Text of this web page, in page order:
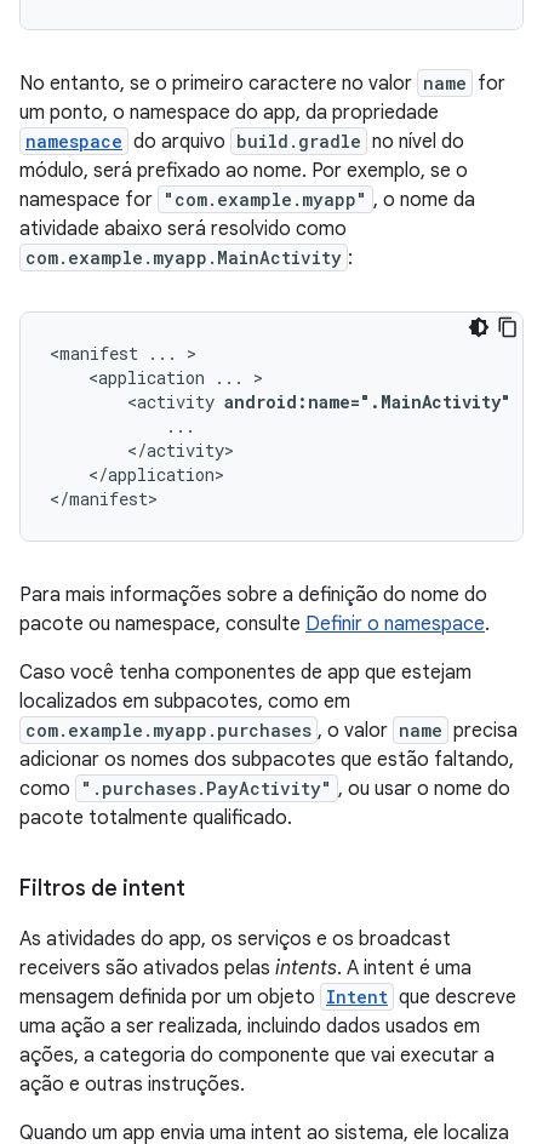
No entanto, se o primeiro caractere no valor name for
um ponto, o namespace do app, da propriedade
namespace do arquivo build.gradle no nível do
módulo, será prefixado ao nome. Por exemplo, se o
namespace for "com.example.myapp" , o nome da
atividade abaixo será resolvido como
com.example.myapp.MainActivity :
<manifest ...
<application
...
<activity android:name=".MainActivity"
</application>
</manifest>
Para mais informações sobre a definição do nome do
pacote ou namespace, consulte Definir o namespace.
Caso você tenha componentes de app que estejam
localizados em subpacotes, como em
com.example.myapp.purchases , o valor name precisa
adicionar os nomes dos subpacotes que estão faltando,
como
".purchases.PayActivity" , ou usar o nome do
pacote totalmente qualificado.
Filtros de intent
As atividades do app, os serviços e os broadcast
receivers são ativados pelas intents. A intent é uma
mensagem definida por um objeto Intent que descreve
uma ação a ser realizada, incluindo dados usados em
ações, a categoria do componente que vai executar a
ação e outras instruções.
Quando um app envia uma intent ao sistema, ele localiza